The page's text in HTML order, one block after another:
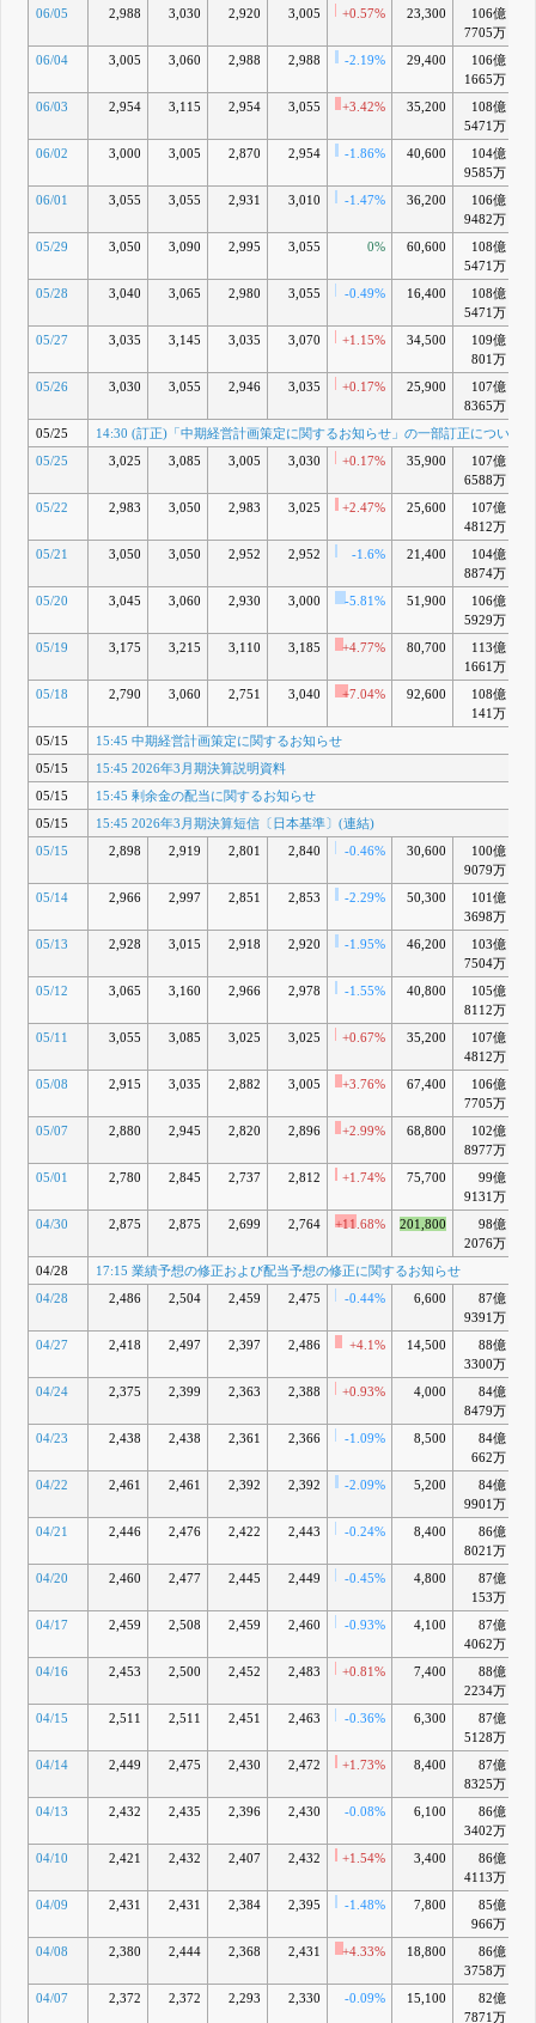
06/05 2,988 3,030 2,920 3,005 +0.57% 23,300
106億
7705万
06/04 3,005 3,060 2,988 2,988 -2.19% 29,400
106億
1665万
06/03 2,954 3,115 2,954 3,055 +3.42% 35,200
108億
5471万
06/02 3,000 3,005 2,870 2,954 -1.86% 40,600
104億
9585万
06/01 3,055 3,055 2,931 3,010 -1.47% 36,200
106億
9482万
05/29 3,050 3,090 2,995 3,055 0% 60,600
108億
5471万
05/28 3,040 3,065 2,980 3,055 -0.49% 16,400
108億
5471万
05/27 3,035 3,145 3,035 3,070 +1.15% 34,500
109億
801万
05/26 3,030 3,055 2,946 3,035 +0.17% 25,900
107億
8365万
05/25
14:30 (訂正)「中期経営計画策定に関するお知らせ」の一部訂正について
05/25
3,025 3,085 3,005 3,030 +0.17% 35,900
107億
6588万
05/22 2,983 3,050 2,983 3,025 +2.47% 25,600
107億
4812万
05/21 3,050 3,050 2,952 2,952 -1.6% 21,400
104億
8874万
05/20 3,045 3,060 2,930 3,000 -5.81% 51,900
106億
5929万
05/19 3,175 3,215 3,110 3,185 +4.77% 80,700
113億
1661万
05/18 2,790 3,060 2,751 3,040 +7.04% 92,600
108億
141万
05/15
15:45 中期経営計画策定に関するお知らせ
05/15
15:45 2026年3月期決算説明資料
05/15
15:45 剰余金の配当に関するお知らせ
05/15
15:45 2026年3月期決算短信〔日本基準〕(連結)
05/15
2,898 2,919 2,801 2,840 -0.46% 30,600
100億
9079万
05/14 2,966 2,997 2,851 2,853 -2.29% 50,300
101億
3698万
05/13 2,928 3,015 2,918 2,920 -1.95% 46,200
103億
7504万
05/12 3,065 3,160 2,966 2,978 -1.55% 40,800
105億
8112万
05/11 3,055 3,085 3,025 3,025 +0.67% 35,200
107億
4812万
05/08 2,915 3,035 2,882 3,005 +3.76% 67,400
106億
7705万
05/07 2,880 2,945 2,820 2,896 +2.99% 68,800
102億
8977万
05/01 2,780 2,845 2,737 2,812 +1.74% 75,700
99億
9131万
04/30 2,875 2,875 2,699 2,764 +11.68% 201,800
98億
2076万
04/28
17:15 業績予想の修正および配当予想の修正に関するお知らせ
04/28
2,486 2,504 2,459 2,475 -0.44% 6,600
87億
9391万
04/27 2,418 2,497 2,397 2,486 +4.1% 14,500
88億
3300万
04/24 2,375 2,399 2,363 2,388 +0.93% 4,000
84億
8479万
04/23 2,438 2,438 2,361 2,366 -1.09% 8,500
84億
662万
04/22
2,461 2,461 2,392 2,392 -2.09% 5,200
84億
9901万
04/21 2,446 2,476 2,422 2,443 -0.24% 8,400
86億
8021万
04/20 2,460 2,477 2,445 2,449 -0.45% 4,800
87億
153万
04/17 2,459 2,508 2,459 2,460 -0.93% 4,100
87億
4062万
04/16 2,453 2,500 2,452 2,483 +0.81% 7,400
88億
2234万
04/15 2,511 2,511 2,451 2,463 -0.36% 6,300
87億
5128万
04/14 2,449 2,475 2,430 2,472 +1.73% 8,400
87億
8325万
04/13 2,432 2,435 2,396 2,430 -0.08% 6,100
86億
3402万
04/10 2,421 2,432 2,407 2,432 +1.54% 3,400
86億
4113万
04/09 2,431 2,431 2,384 2,395 -1.48% 7,800
85億
966万
04/08 2,380 2,444 2,368 2,431 +4.33% 18,800
86億
3758万
04/07 2,372 2,372 2,293 2,330 -0.09% 15,100
82億
7871万